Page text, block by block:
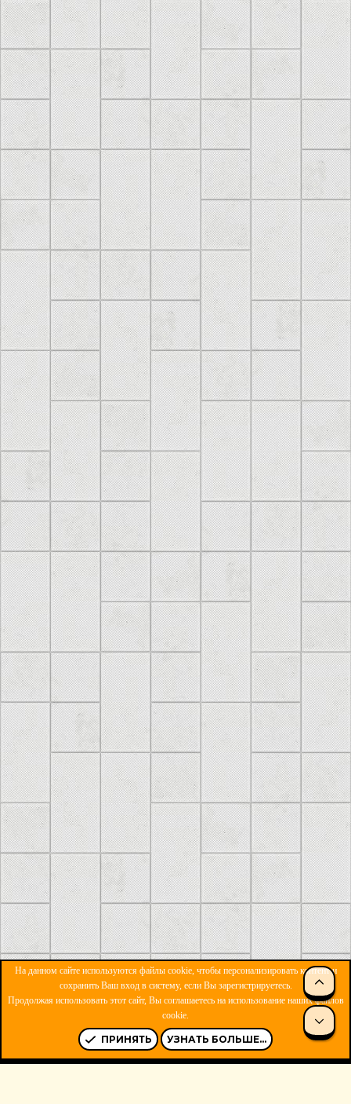
ОБРАТНАЯ СВЯЗЬ
УСЛОВИЯ И ПРАВИЛА
R
S
S
На данном сайте используются файлы cookie, чтобы персонализировать контент и
сохранить Ваш вход в систему, если Вы зарегистрируетесь.
Продолжая использовать этот сайт, Вы соглашаетесь на использование наших файлов
cookie.
ПРИНЯТЬ УЗНАТЬ БОЛЬШЕ...